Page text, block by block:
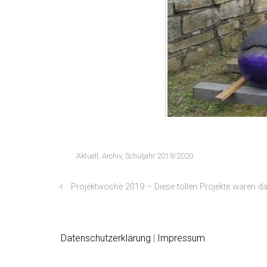
Aktuell , Archiv, Schuljahr 2019/2020
Projektwoche 2019 – Diese tollen Projekte waren
Datenschutzerklärung | Impressum